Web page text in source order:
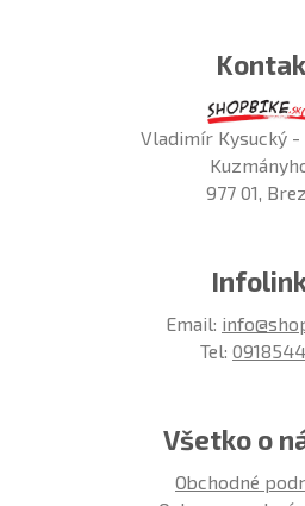
Vladimír Kysucký
977 01,
Email:
Tel:
Všetko o
Obchodné